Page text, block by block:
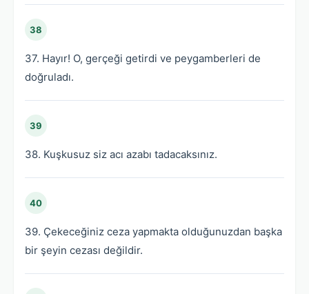
38
37. Hayır! O, gerçeği getirdi ve peygamberleri de
doğruladı.
39
38. Kuşkusuz siz acı azabı tadacaksınız.
40
39. Çekeceğiniz ceza yapmakta olduğunuzdan başka
bir şeyin cezası değildir.